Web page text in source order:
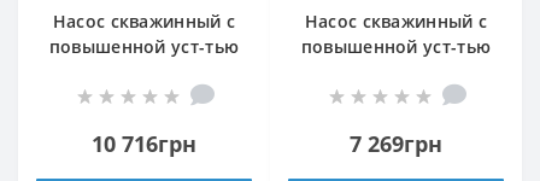
Насос скважинный с
повышенной уст-тью
4SDm3/20 1,5 кВт 145м
NEW
10 716грн
Насос скважинный с
повышенной уст-тью
4SDm3/ 6 0,37 кВт 44м
NEW
7 269грн